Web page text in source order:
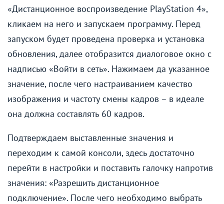
«Дистанционное воспроизведение PlayStation 4»,
кликаем на него и запускаем программу. Перед
запуском будет проведена проверка и установка
обновления, далее отобразится диалоговое окно с
надписью «Войти в сеть». Нажимаем да указанное
значение, после чего настраиванием качество
изображения и частоту смены кадров – в идеале
она должна составлять 60 кадров.
Подтверждаем выставленные значения и
переходим к самой консоли, здесь достаточно
перейти в настройки и поставить галочку напротив
значения: «Разрешить дистанционное
подключение». После чего необходимо выбрать